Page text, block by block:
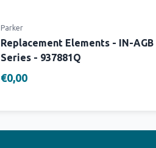
Parker
Replacement Elements - IN-AGB
Series - 937881Q
€0,00